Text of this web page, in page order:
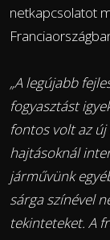
netkapcsolatot
„A legújabb
fogyasztást
fontos volt az
hajtásoknál
járművünk
sárga színével
tekinteteket. A